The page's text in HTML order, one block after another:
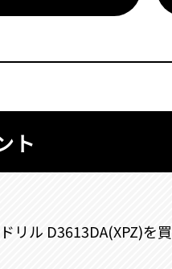
ト
ル D3613DA(XPZ)を